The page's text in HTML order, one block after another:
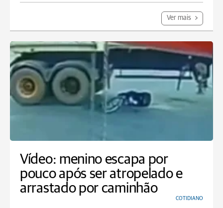
Ver mais
Vídeo: menino escapa por
pouco após ser atropelado e
arrastado por caminhão
COTIDIANO